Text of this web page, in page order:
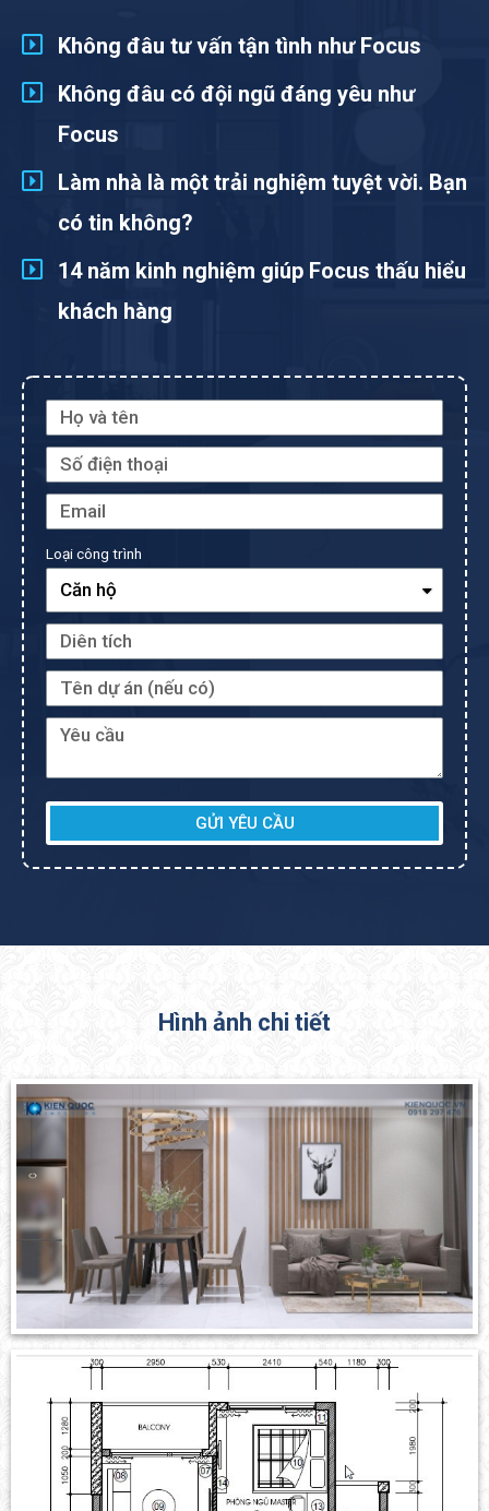
Không đâu tư vấn tận tình như Focus
Không đâu có đội ngũ đáng yêu như
Focus
Làm nhà là một trải nghiệm tuyệt vời. Bạn
có tin không?
14 năm kinh nghiệm giúp Focus thấu hiểu
khách hàng
Loại công trình
GỬI YÊU CẦU
Hình ảnh chi tiết